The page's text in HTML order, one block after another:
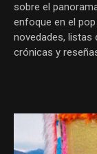
sobre el
enfoque en el
novedades, listas
crónicas y